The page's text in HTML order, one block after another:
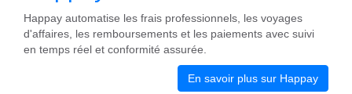
Happay automatise les frais professionnels, les voyages
d'affaires, les remboursements et les paiements avec suivi
en temps réel et conformité assurée.
En savoir plus sur Happay